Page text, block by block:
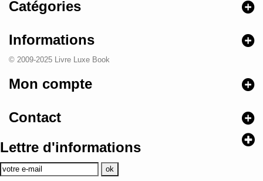
Catégories
Informations
© 2009-2025 Livre Luxe Book
Mon compte
Contact
Lettre d'informations